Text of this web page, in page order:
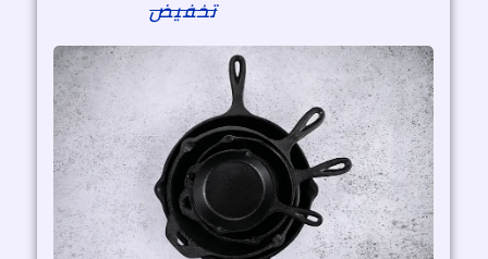
الأصلي
هو:
4.850,00 EGP.
الحالي
هو:
3.880,00 EGP.